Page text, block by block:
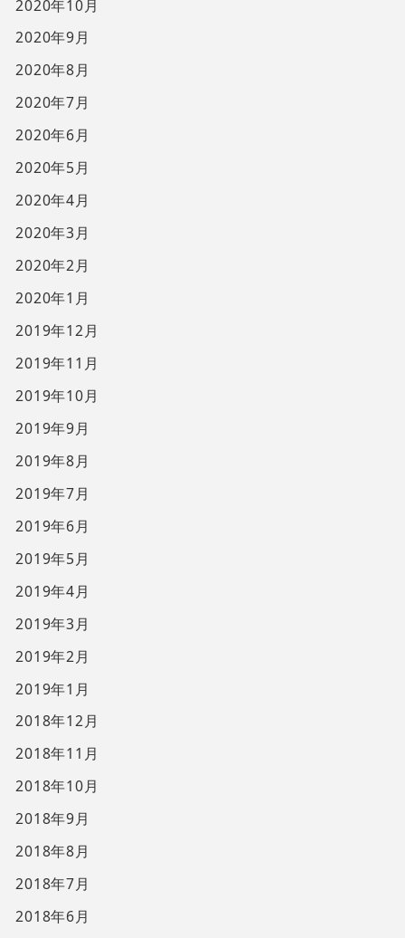
2020年10月
2020年9月
2020年8月
2020年7月
2020年6月
2020年5月
2020年4月
2020年3月
2020年2月
2020年1月
2019年12月
2019年11月
2019年10月
2019年9月
2019年8月
2019年7月
2019年6月
2019年5月
2019年4月
2019年3月
2019年2月
2019年1月
2018年12月
2018年11月
2018年10月
2018年9月
2018年8月
2018年7月
2018年6月